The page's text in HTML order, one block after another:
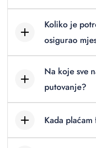
Koliko je
osigurao
Na koje sve
putovanje?
Kada